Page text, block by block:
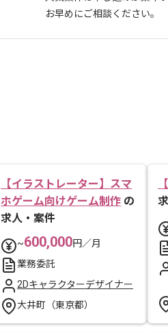
お早めにご相談ください。
【イラストレーター】スマ
ホゲーム向けゲーム制作 の
求人・案件
~600,000円／月
業務委託
2Dキャラクターデザイナー
大井町（東京都）